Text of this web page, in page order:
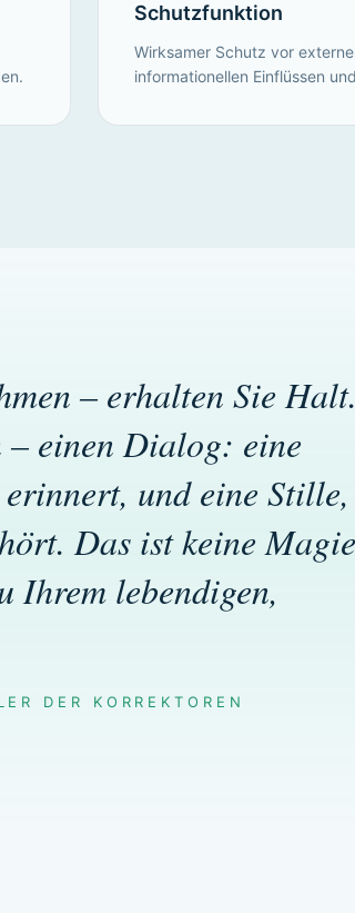
Schutzfunktion
Wirksamer Schutz vor
informationellen Einflüssen
– erhalten Sie Halt.
– einen Dialog: eine
und eine Stille,
Das ist keine
Ihrem lebendigen,
DER KORREKTOREN